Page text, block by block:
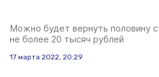
Можно будет вернуть половину
не более 20 тысяч рублей
17 марта 2022, 20:29